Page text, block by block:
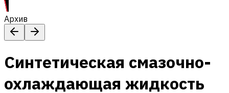
Архив
Синтетическая смазочно-
охлаждающая жидкость